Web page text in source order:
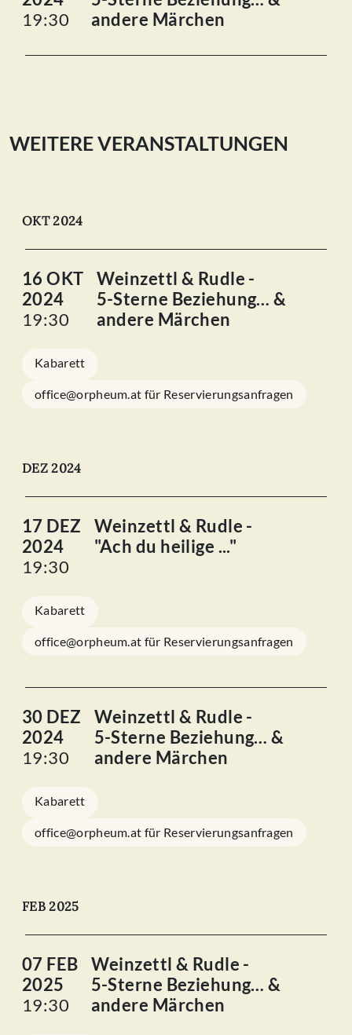
19:30
andere Märchen
WEITERE VERANSTALTUNGEN
OKT 2024
16 OKT
2024
19:30
Weinzettl & Rudle -
5-Sterne Beziehung… &
andere Märchen
Kabarett
office@orpheum.at für Reservierungsanfragen
DEZ 2024
17 DEZ
2024
19:30
Weinzettl & Rudle -
"Ach du heilige ..."
Kabarett
office@orpheum.at für Reservierungsanfragen
30 DEZ
2024
19:30
Weinzettl & Rudle -
5-Sterne Beziehung… &
andere Märchen
Kabarett
office@orpheum.at für Reservierungsanfragen
FEB 2025
07 FEB
2025
19:30
Weinzettl & Rudle -
5-Sterne Beziehung… &
andere Märchen